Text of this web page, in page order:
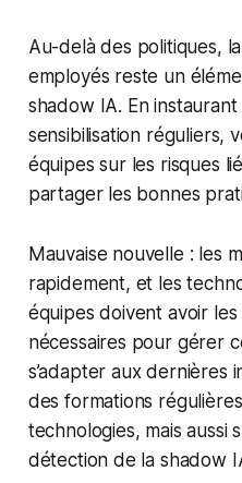
Au-delà des politiques,
employés reste un
shadow IA. En
sensibilisation réguliers,
équipes sur les risques
partager les bonnes
Mauvaise nouvelle : les
rapidement, et les
équipes doivent avoir les
nécessaires pour gérer
s’adapter aux dernières
des formations
technologies, mais aussi
détection de la shadow